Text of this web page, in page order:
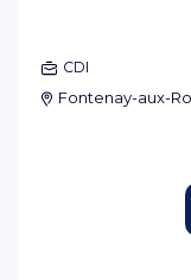
CDI
Fontenay-aux-